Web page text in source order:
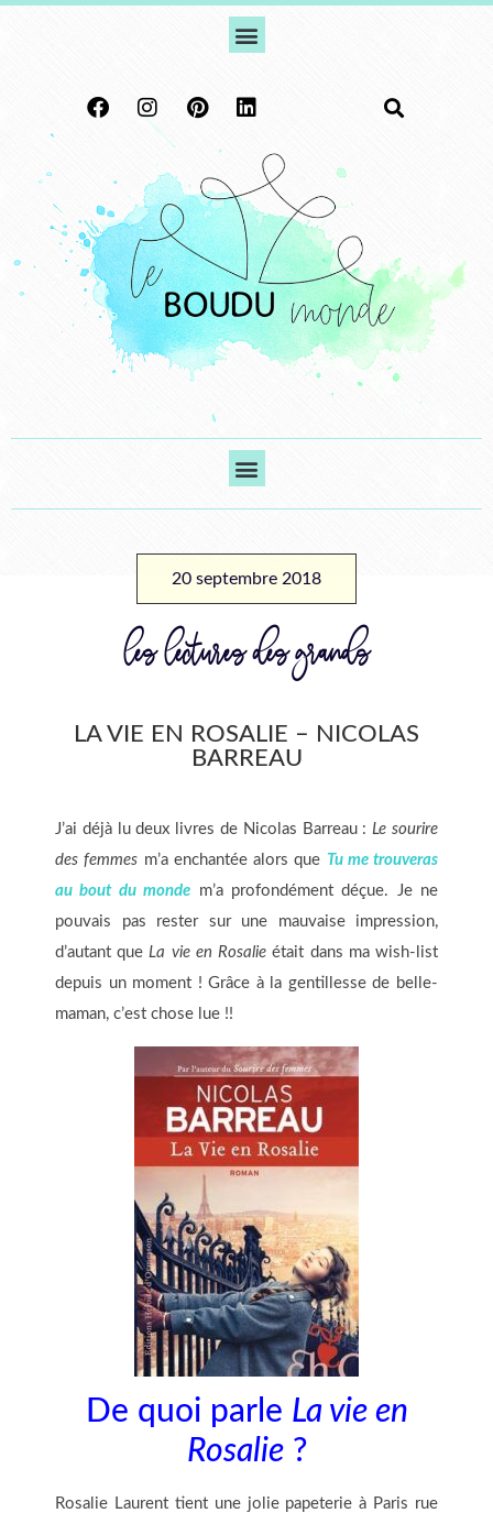
20 septembre 2018
les lectures des grands
LA VIE EN ROSALIE – NICOLAS
BARREAU
J’ai déjà lu deux livres de Nicolas Barreau :Le sourire
des femmes m’a enchantée alors que Tu me trouveras
au bout du monde m’a profondément déçue. Je ne
pouvais pas rester sur une mauvaise impression,
d’autant queLa vie en Rosalie était dans ma wish-list
depuis un moment ! Grâce à la gentillesse de belle-
maman, c’est chose lue !!
De quoi parle La vie en
Rosalie?
Rosalie Laurent tient une jolie papeterie à Paris rue